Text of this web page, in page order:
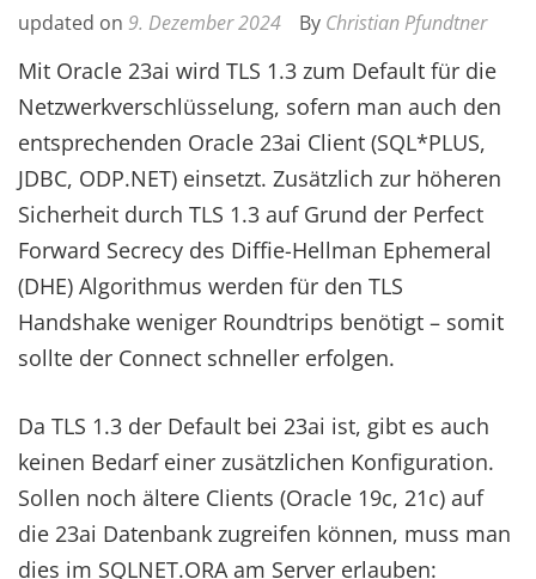
updated on 9. Dezember 2024 By Christian Pfundtner
Mit Oracle 23ai wird TLS 1.3 zum Default für die
Netzwerkverschlüsselung, sofern man auch den
entsprechenden Oracle 23ai Client (SQL*PLUS,
JDBC, ODP.NET) einsetzt. Zusätzlich zur höheren
Sicherheit durch TLS 1.3 auf Grund der Perfect
Forward Secrecy des Diffie-Hellman Ephemeral
(DHE) Algorithmus werden für den TLS
Handshake weniger Roundtrips benötigt – somit
sollte der Connect schneller erfolgen.
Da TLS 1.3 der Default bei 23ai ist, gibt es auch
keinen Bedarf einer zusätzlichen Konfiguration.
Sollen noch ältere Clients (Oracle 19c, 21c) auf
die 23ai Datenbank zugreifen können, muss man
dies im SQLNET.ORA am Server erlauben: